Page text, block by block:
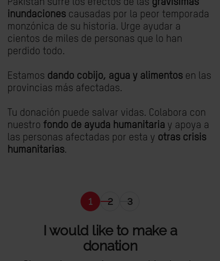
Pakistán sufre los efectos de las gravísimas
inundaciones causadas por la peor temporada
monzónica de su historia. Urge ayudar a
cientos de miles de personas que lo han
perdido todo.
Estamos dando cobijo, agua y alimentos en las
provincias más afectadas.
Tu donación puede salvar vidas. Colabora con
nuestro fondo de ayuda humanitaria y apoya a
las personas afectadas por esta y otras crisis
humanitarias.